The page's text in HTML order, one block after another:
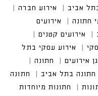
אביב
אירוע חברה
חתונה
אירועים
אירועים קטנים
אירוע עסקי בתל
גן אירועים
חתונה
חתונה בתל אביב
חתונה
חתונות מיוחדות